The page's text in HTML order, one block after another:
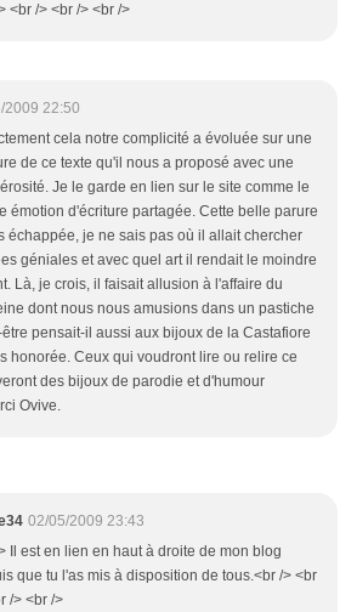
<br /> <br /> <br />
2009 22:50
cela notre complicité a évoluée sur une
de ce texte qu'il nous a proposé avec une
Je le garde en lien sur le site comme le
émotion d'écriture partagée. Cette belle parure
échappée, je ne sais pas où il allait chercher
géniales et avec quel art il rendait le moindre
Là, je crois, il faisait allusion à l'affaire du
dont nous nous amusions dans un pastiche
pensait-il aussi aux bijoux de la Castafiore
honorée. Ceux qui voudront lire ou relire ce
des bijoux de parodie et d'humour
Ovive.
02/05/2009 23:43
Il est en lien en haut à droite de mon blog
que tu l'as mis à disposition de tous.<br /> <br
/> <br />